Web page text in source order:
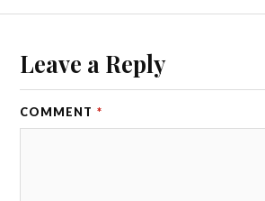
Leave a Reply
COMMENT *